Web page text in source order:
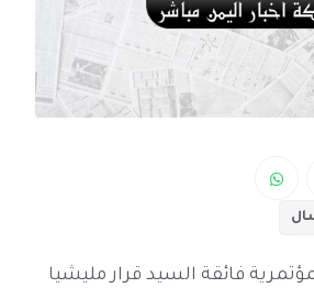
فائقة السيد قرار مليشيا